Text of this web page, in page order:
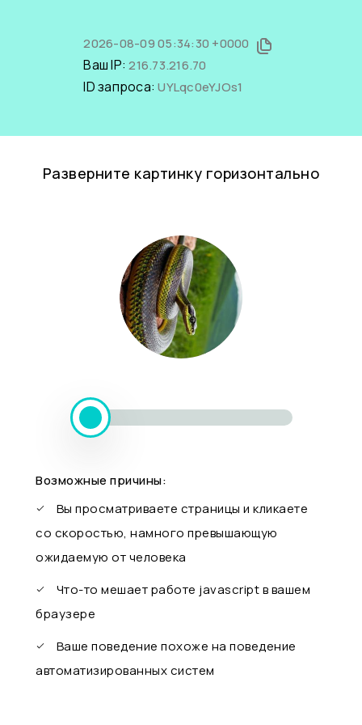
2026-08-09 05:34:30 +0000
Ваш IP:216.73.216.70
ID запроса:UYLqc0eYJOs1
Разверните картинку горизонтально
Возможные причины:
Вы просматриваете страницы и кликаете
со скоростью, намного превышающую
ожидаемую от человека
Что-то мешает работе javascript в вашем
браузере
Ваше поведение похоже на поведение
автоматизированных систем